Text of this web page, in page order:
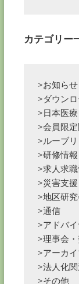
ョ
カテゴリー
>お知らせ
>ダウン
>日本医
>会員限
>ルーブ
>研修情報
>求人求
>災害支援
>地区研
>通信
>アドバ
>理事会
>アーカ
>法人化
>その他